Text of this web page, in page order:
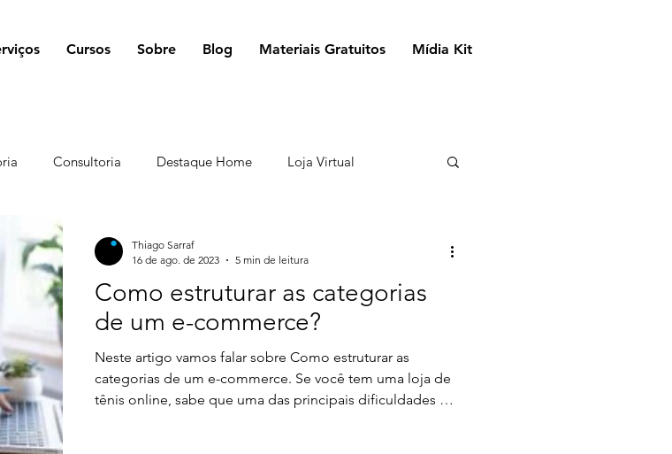
Cursos Sobre Blog Materiais Gratuitos Mídia Kit
Consultoria Destaque Home Loja Virtual
e-commerce
Sociais Planejamento Marketing Design
Logística Sistemas e Integrações
Thiago Sarraf
Como estruturar as categorias
de um e-commerce?
Neste artigo vamos falar sobre Como estruturar as
categorias de um e-commerce. Se você tem uma loja de
tênis online, sabe que uma das principais dificuldades é
Thiago Sarraf
16 de ago. de 2023
5 min de leitura